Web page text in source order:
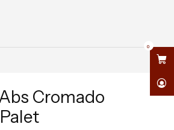
0
Cromado